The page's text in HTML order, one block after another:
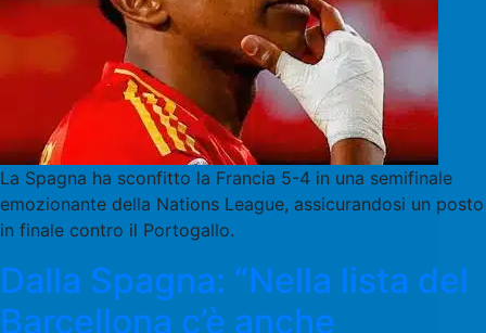
La Spagna ha sconfitto la Francia 5-4 in una semifinale
emozionante della Nations League, assicurandosi un posto
in finale contro il Portogallo.
Dalla Spagna: “Nella lista del
Barcellona c’è anche